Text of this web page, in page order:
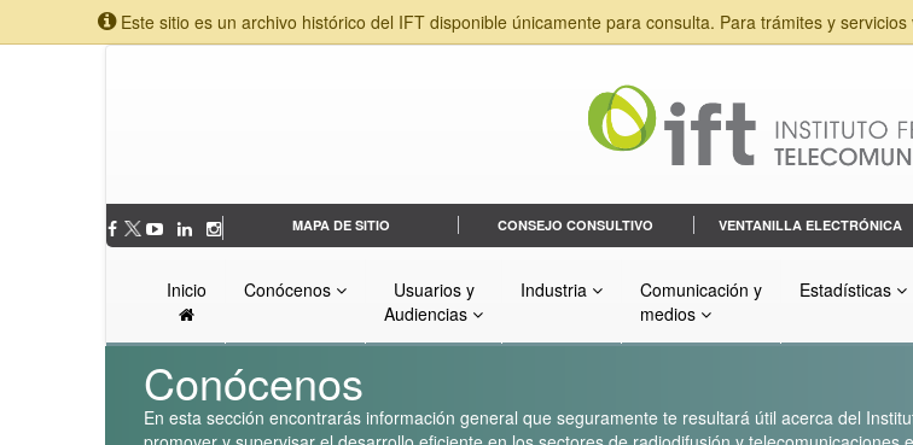
Este sitio es un archivo histórico del IFT disponible únicamente para consulta. Para trámites y servicios
MAPA DE SITIO CONSEJO CONSULTIVO VENTANILLA ELECTRÓNICA
Inicio Conócenos
Usuarios y
Audiencias
Industria
Comunicación y
medios
Estadísticas
Conócenos
En esta sección encontrarás información general que seguramente te resultará útil acerca del